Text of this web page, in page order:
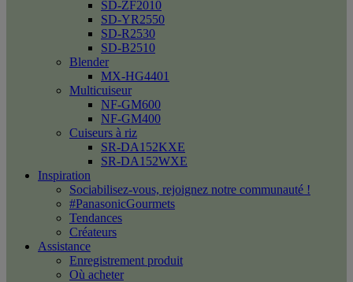
SD-ZF2010
SD-YR2550
SD-R2530
SD-B2510
Blender
MX-HG4401
Multicuiseur
NF-GM600
NF-GM400
Cuiseurs à riz
SR-DA152KXE
SR-DA152WXE
Inspiration
Sociabilisez-vous, rejoignez notre communauté !
#PanasonicGourmets
Tendances
Créateurs
Assistance
Enregistrement produit
Où acheter